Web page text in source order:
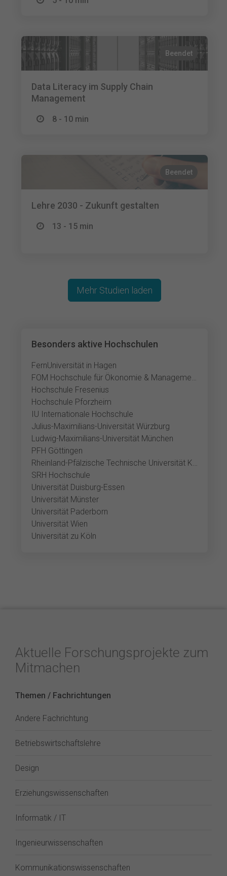
Beendet
Data Literacy im Supply Chain
Management
8 - 10 min
Beendet
Lehre 2030 - Zukunft gestalten
13 - 15 min
Besonders aktive Hochschulen
FernUniversität in Hagen
FOM Hochschule für Ökonomie & Management
Hochschule Fresenius
Hochschule Pforzheim
IU Internationale Hochschule
Julius-Maximilians-Universität Würzburg
Ludwig-Maximilians-Universität München
PFH Göttingen
Rheinland-Pfälzische Technische Universität Kaiserslautern-Landau
SRH Hochschule
Universität Duisburg-Essen
Universität Münster
Universität Paderborn
Universität Wien
Universität zu Köln
Mehr Studien laden
Aktuelle Forschungsprojekte zum
Mitmachen
Themen / Fachrichtungen
Andere Fachrichtung
Betriebswirtschaftslehre
Design
Erziehungswissenschaften
Informatik / IT
Ingenieurwissenschaften
Kommunikationswissenschaften